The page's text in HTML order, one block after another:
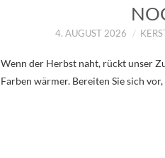
4. AUGUST 2026
Wenn der Herbst naht, rückt unser
Farben wärmer. Bereiten Sie sich